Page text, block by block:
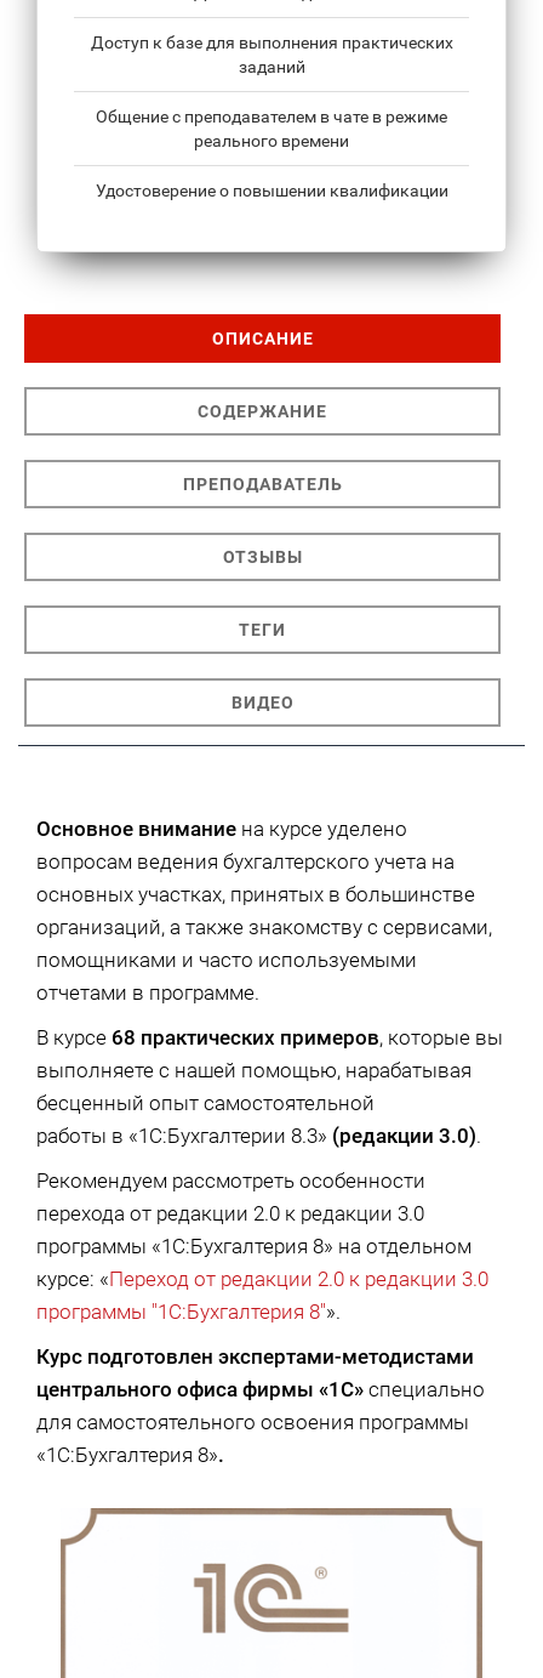
Доступ к базе для выполнения практических
заданий
Общение с преподавателем в чате в режиме
реального времени
Удостоверение о повышении квалификации
ОПИСАНИЕ
СОДЕРЖАНИЕ
ПРЕПОДАВАТЕЛЬ
ОТЗЫВЫ
ТЕГИ
ВИДЕО
Основное внимание на курсе уделено
вопросам ведения бухгалтерского учета на
основных участках, принятых в большинстве
организаций, а также знакомству с сервисами,
помощниками и часто используемыми
отчетами в программе.
В курсе 68 практических примеров, которые вы
выполняете с нашей помощью, нарабатывая
бесценный опыт самостоятельной
работы в «1С:Бухгалтерии 8.3» (редакции 3.0).
Рекомендуем рассмотреть особенности
перехода от редакции 2.0 к редакции 3.0
программы «1С:Бухгалтерия 8» на отдельном
курсе: «Переход от редакции 2.0 к редакции 3.0
программы "1С:Бухгалтерия 8"».
Курс подготовлен экспертами-методистами
центрального офиса фирмы «1С» специально
для самостоятельного освоения программы
«1С:Бухгалтерия 8».